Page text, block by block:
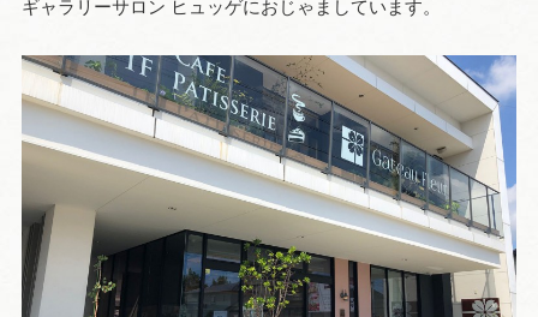
ギャラリーサロン ヒュッゲにおじゃましています。